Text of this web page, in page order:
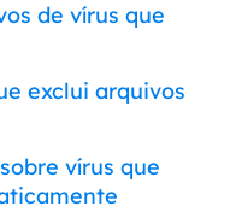
de vírus que
exclui arquivos
vírus que